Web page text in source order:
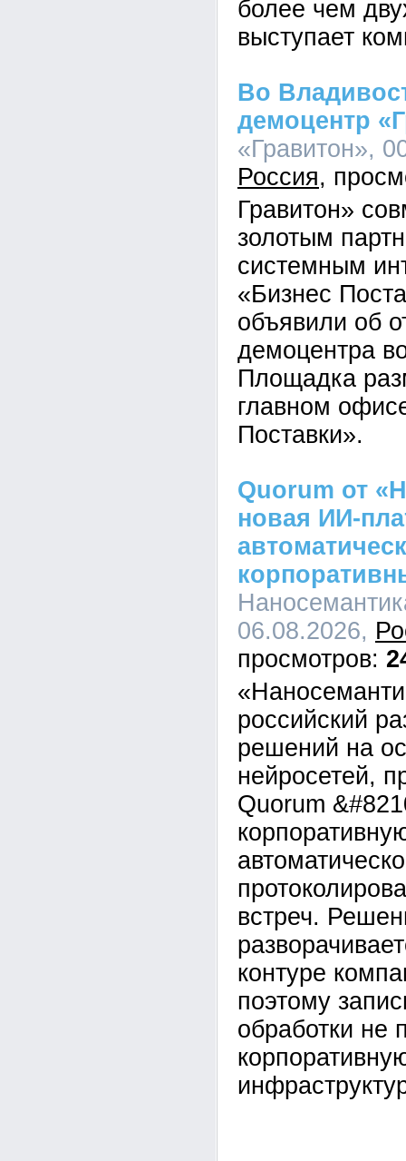
более чем
выступает
Во
демоцентр
«Гравитон»,
Россия
Гравитон»
золотым
системным
«Бизнес
объявили об
демоцентра
Площадка
главном
Поставки».
Quorum от
новая ИИ-
06.08.2026,
российский
решений на
нейросетей,
Quorum
встреч.
контуре
поэтому
обработки не